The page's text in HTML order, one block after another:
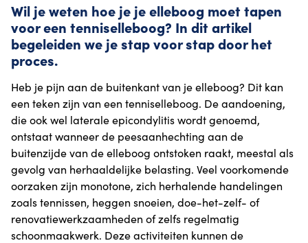
Wil je weten hoe je je elleboog moet tapen
voor een tenniselleboog? In dit artikel
begeleiden we je stap voor stap door het
proces.
Heb je pijn aan de buitenkant van je elleboog? Dit kan
een teken zijn van een tenniselleboog. De aandoening,
die ook wel laterale epicondylitis wordt genoemd,
ontstaat wanneer de peesaanhechting aan de
buitenzijde van de elleboog ontstoken raakt, meestal als
gevolg van herhaaldelijke belasting. Veel voorkomende
oorzaken zijn monotone, zich herhalende handelingen
zoals tennissen, heggen snoeien, doe-het-zelf- of
renovatiewerkzaamheden of zelfs regelmatig
schoonmaakwerk. Deze activiteiten kunnen de